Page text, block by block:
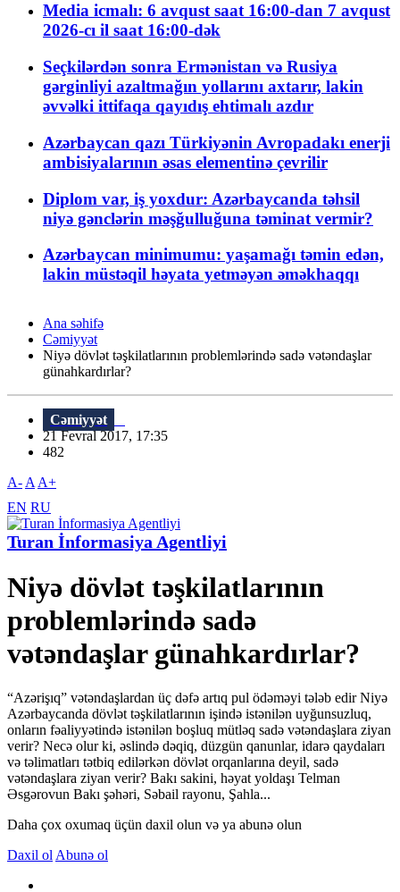
Media icmalı: 6 avqust saat 16:00-dan 7 avqust
2026-cı il saat 16:00-dək
Seçkilərdən sonra Ermənistan və Rusiya
gərginliyi azaltmağın yollarını axtarır, lakin
əvvəlki ittifaqa qayıdış ehtimalı azdır
Azərbaycan qazı Türkiyənin Avropadakı enerji
ambisiyalarının əsas elementinə çevrilir
Diplom var, iş yoxdur: Azərbaycanda təhsil
niyə gənclərin məşğulluğuna təminat vermir?
Azərbaycan minimumu: yaşamağı təmin edən,
lakin müstəqil həyata yetməyən əməkhaqqı
Ana səhifə
Cəmiyyət
Niyə dövlət təşkilatlarının problemlərində sadə vətəndaşlar
günahkardırlar?
Cəmiyyət
21 Fevral 2017, 17:35
482
A- A A+
EN RU
Turan İnformasiya Agentliyi
Niyə dövlət təşkilatlarının
problemlərində sadə
vətəndaşlar günahkardırlar?
“Azərişıq” vətəndaşlardan üç dəfə artıq pul ödəməyi tələb edir Niyə
Azərbaycanda dövlət təşkilatlarının işində istənilən uyğunsuzluq,
onların fəaliyyətində istənilən boşluq mütləq sadə vətəndaşlara ziyan
verir? Necə olur ki, əslində dəqiq, düzgün qanunlar, idarə qaydaları
və təlimatları tətbiq edilərkən dövlət orqanlarına deyil, sadə
vətəndaşlara ziyan verir? Bakı sakini, həyat yoldaşı Telman
Əsgərovun Bakı şəhəri, Səbail rayonu, Şahla...
Daha çox oxumaq üçün daxil olun və ya abunə olun
Daxil ol Abunə ol